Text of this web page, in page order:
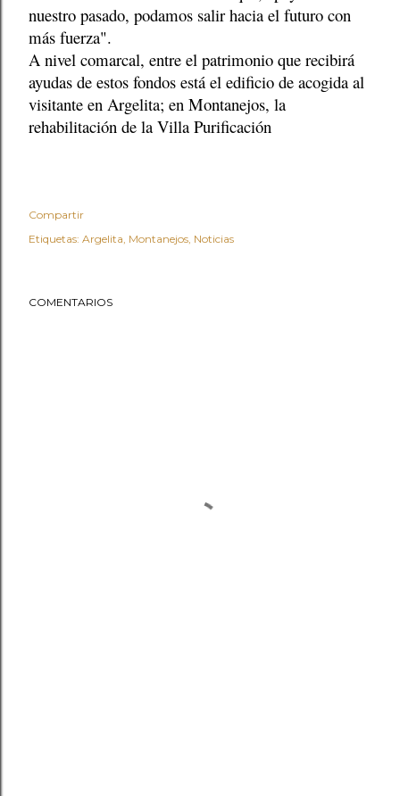
nuestro pasado, podamos salir hacia el futuro con
más fuerza".
A nivel comarcal, entre el patrimonio que recibirá
ayudas de estos fondos está el edificio de acogida al
visitante en Argelita; en Montanejos, la
rehabilitación de la Villa Purificación
Compartir
Etiquetas: Argelita Montanejos Noticias
COMENTARIOS